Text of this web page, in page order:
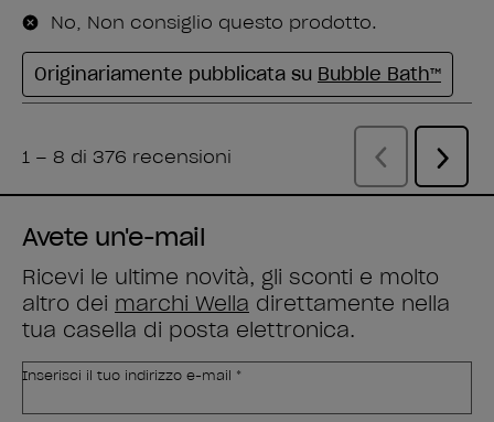
Avete un'e-mail
Ricevi le ultime novità, gli sconti e molto
altro dei marchi Wella direttamente nella
tua casella di posta elettronica.
Inserisci il tuo indirizzo e-mail *